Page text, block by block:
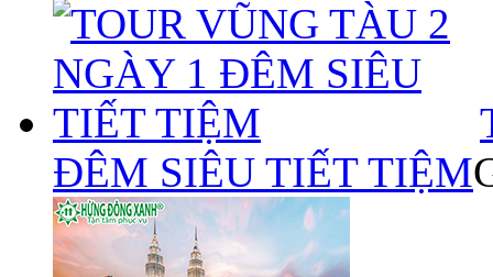
ĐÊM SIÊU TIẾT TIỆM